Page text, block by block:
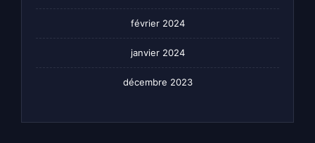
février 2024
janvier 2024
décembre 2023